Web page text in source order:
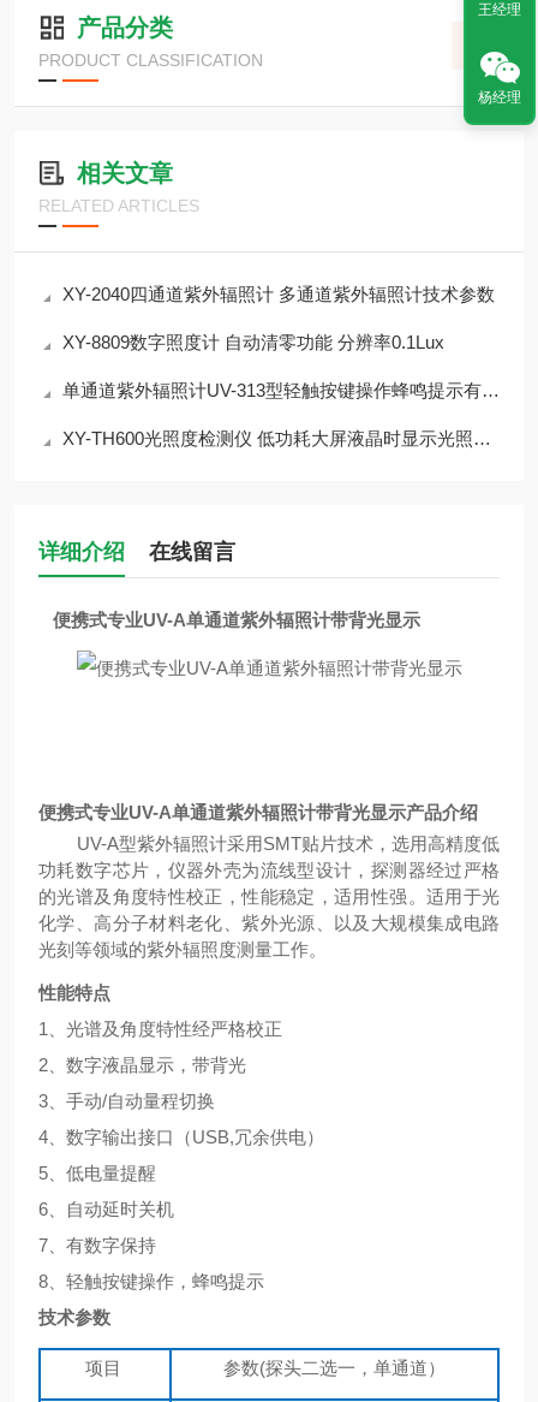
产品分类
PRODUCT CLASSIFICATION
相关文章
RELATED ARTICLES
XY-2040四通道紫外辐照计 多通道紫外辐照计技术参数
XY-8809数字照度计 自动清零功能 分辨率0.1Lux
单通道紫外辐照计UV-313型轻触按键操作蜂鸣提示有数字保持
XY-TH600光照度检测仪 低功耗大屏液晶时显示光照强度值
详细介绍 在线留言
便携式专业UV-A单通道紫外辐照计带背光显示
便携式专业UV-A单通道紫外辐照计带背光显示产品介绍
UV-A型紫外辐照计采用SMT贴片技术，选用高精度低
功耗数字芯片，仪器外壳为流线型设计，探测器经过严格
的光谱及角度特性校正，性能稳定，适用性强。适用于光
化学、高分子材料老化、紫外光源、以及大规模集成电路
光刻等领域的紫外辐照度测量工作。
性能特点
1、 光谱及角度特性经严格校正
2、 数字液晶显示，带背光
3、 手动/自动量程切换
4、 数字输出接口（USB,冗余供电）
5、 低电量提醒
6、
自动延时关机
7、 有数字保持
8、 轻触按键操作，蜂鸣提示
技术参数
项目 参数(探头二选一，单通道）
王经理
杨经理